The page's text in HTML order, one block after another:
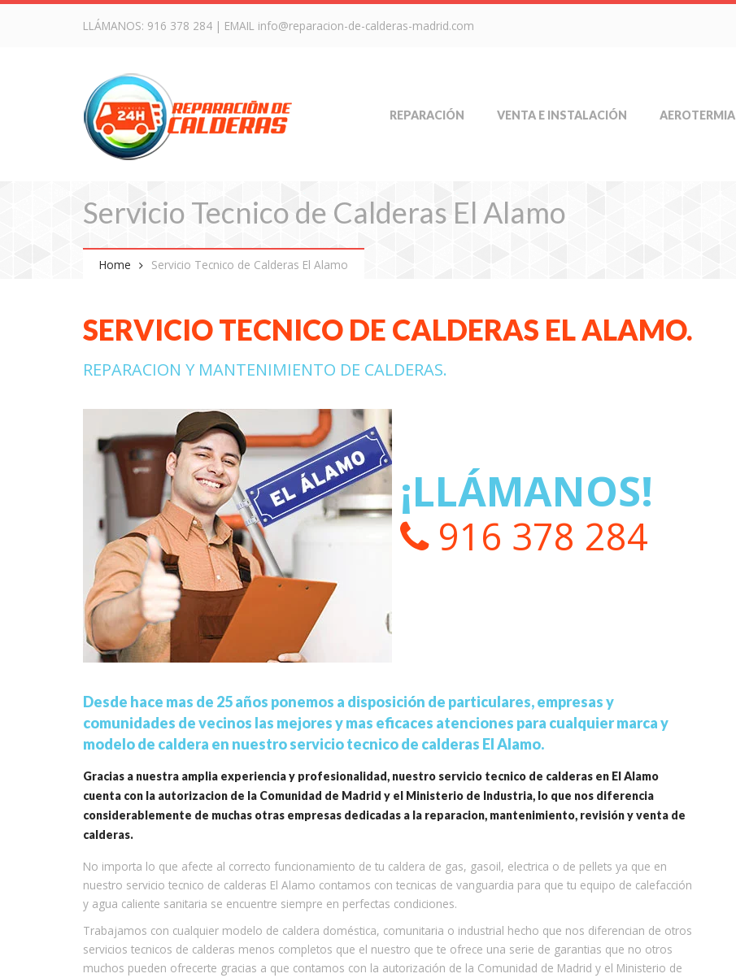
LLÁMANOS: 916 378 284 | EMAIL info@reparacion-de-calderas-madrid.com
REPARACIÓN VENTA E INSTALACIÓN AEROTERMIA
Servicio Tecnico de Calderas El Alamo
Home Servicio Tecnico de Calderas El Alamo
SERVICIO TECNICO DE CALDERAS EL ALAMO.
REPARACION Y MANTENIMIENTO DE CALDERAS.
¡LLÁMANOS!
916 378 284
Desde hace mas de 25 años ponemos a disposición de particulares, empresas y
comunidades de vecinos las mejores y mas eficaces atenciones para cualquier marca y
modelo de caldera en nuestro servicio tecnico de calderas El Alamo.
Gracias a nuestra amplia experiencia y profesionalidad, nuestro servicio tecnico de calderas en El Alamo
cuenta con la autorizacion de la Comunidad de Madrid y el Ministerio de Industria, lo que nos diferencia
considerablemente de muchas otras empresas dedicadas a la reparacion, mantenimiento, revisión y venta de
calderas.
No importa lo que afecte al correcto funcionamiento de tu caldera de gas, gasoil, electrica o de pellets ya que en
nuestro servicio tecnico de calderas El Alamo contamos con tecnicas de vanguardia para que tu equipo de calefacción
y agua caliente sanitaria se encuentre siempre en perfectas condiciones.
Trabajamos con cualquier modelo de caldera doméstica, comunitaria o industrial hecho que nos diferencian de otros
servicios tecnicos de calderas menos completos que el nuestro que te ofrece una serie de garantias que no otros
muchos pueden ofrecerte gracias a que contamos con la autorización de la Comunidad de Madrid y el Ministerio de